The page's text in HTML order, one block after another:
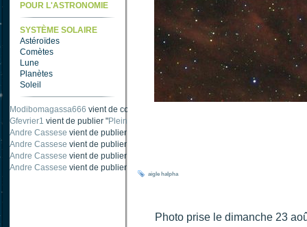
POUR L'ASTRONOMIE
SYSTÈME SOLAIRE
Astéroïdes
Comètes
Lune
Planètes
Soleil
Carnabystreetvient de publier "Ombre traînée de condensation
Modibomagassa666vient de commenter "
Gfevrier1vient de publier "Pleine Lune - 9 Aout 205
Andre Cassese vient de publier "
Andre Cassese vient de publier "
Andre Cassese vient de publier "
aigle halpha
Photo prise le dimanche 23